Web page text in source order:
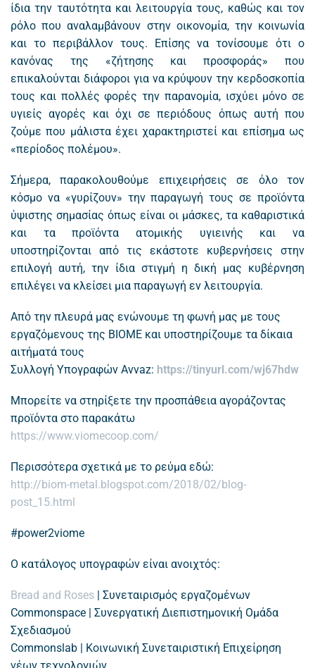
ίδια την ταυτότητα και λειτουργία τους, καθώς και τον
ρόλο που αναλαμβάνουν στην οικονομία, την κοινωνία
και το περιβάλλον τους. Επίσης να τονίσουμε ότι ο
κανόνας της «ζήτησης και προσφοράς» που
επικαλούνται διάφοροι για να κρύψουν την κερδοσκοπία
τους και πολλές φορές την παρανομία, ισχύει μόνο σε
υγιείς αγορές και όχι σε περιόδους όπως αυτή που
ζούμε που μάλιστα έχει χαρακτηριστεί και επίσημα ως
«περίοδος πολέμου».
Σήμερα, παρακολουθούμε επιχειρήσεις σε όλο τον
κόσμο να «γυρίζουν» την παραγωγή τους σε προϊόντα
ύψιστης σημασίας όπως είναι οι μάσκες, τα καθαριστικά
και τα προϊόντα ατομικής υγιεινής και να
υποστηρίζονται από τις εκάστοτε κυβερνήσεις στην
επιλογή αυτή, την ίδια στιγμή η δική μας κυβέρνηση
επιλέγει να κλείσει μια παραγωγή εν λειτουργία.
Από την πλευρά μας ενώνουμε τη φωνή μας με τους
εργαζόμενους της ΒΙΟΜΕ και υποστηρίζουμε τα δίκαια
αιτήματά τους
Συλλογή Υπογραφών Avvaz: https://tinyurl.com/wj67hdw
Mπορείτε να στηρίξετε την προσπάθεια αγοράζοντας
προϊόντα στο παρακάτω
https://www.viomecoop.com/
Περισσότερα σχετικά με το ρεύμα εδώ:
http://biom-metal.blogspot.com/2018/02/blog-
post_15.html
#power2viome
Ο κατάλογος υπογραφών είναι ανοιχτός:
Bread and Roses | Συνεταιρισμός εργαζομένων
Commonspace | Συνεργατική Διεπιστημονική Ομάδα
Σχεδιασμού
Commonslab | Κοινωνική Συνεταιριστική Επιχείρηση